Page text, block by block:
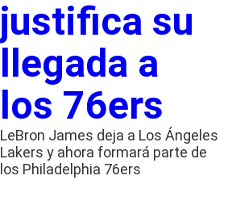
justifica su
llegada a
los 76ers
LeBron James deja a Los Ángeles
Lakers y ahora formará parte de
los Philadelphia 76ers